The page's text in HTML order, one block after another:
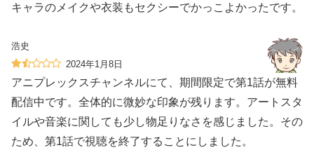
キャラのメイクや衣装もセクシーでかっこよかったです。
浩史
2024年1月8日
アニプレックスチャンネルにて、期間限定で第1話が無料
配信中です。全体的に微妙な印象が残ります。アートスタ
イルや音楽に関しても少し物足りなさを感じました。その
ため、第1話で視聴を終了することにしました。